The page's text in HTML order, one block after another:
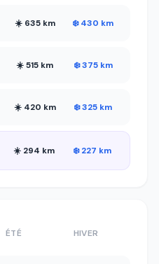
☀️ 635 km ❄️ 430 km
☀️ 515 km ❄️ 375 km
☀️ 420 km ❄️ 325 km
☀️ 294 km ❄️ 227 km
ÉTÉ HIVER